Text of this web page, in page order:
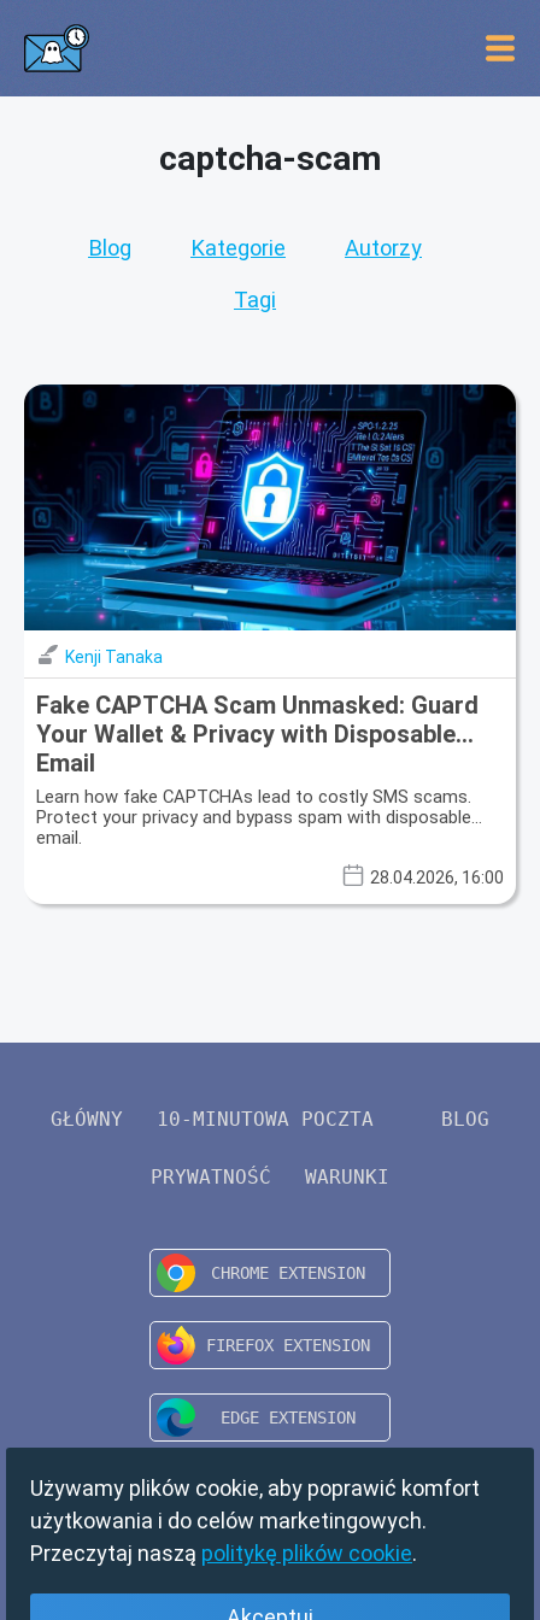
captcha-scam
Blog Kategorie Autorzy
Tagi
Kenji Tanaka
Fake CAPTCHA Scam Unmasked: Guard
Your Wallet & Privacy with Disposable
Email
Learn how fake CAPTCHAs lead to costly SMS scams.
Protect your privacy and bypass spam with disposable
email.
28.04.2026, 16:00
GŁÓWNY 10-MINUTOWA POCZTA BLOG
PRYWATNOŚĆ WARUNKI
Używamy plików cookie, aby poprawić komfort
użytkowania i do celów marketingowych.
Przeczytaj naszą politykę plików cookie.